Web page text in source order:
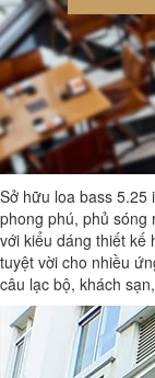
Sở hữu loa bass 5.25
phong phú, phủ sóng
với kiểu dáng thiết kế
tuyệt vời cho nhiều
câu lạc bộ, khách